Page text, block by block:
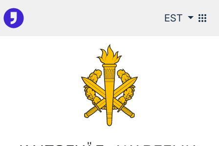
Otsingu juurde
EST apps